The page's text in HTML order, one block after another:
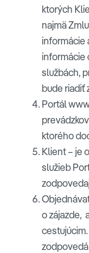
ktorých
najmä
informácie
informácie
službách,
bude riadiť
Portál
ktorého
Klient – je
služieb
o zájazde,